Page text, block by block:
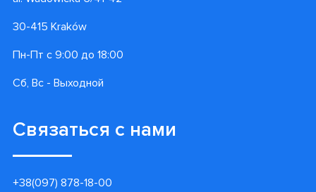
30-415 Kraków
Пн-Пт с 9:00 до 18:00
Сб, Вс - Выходной
Связаться с нами
+38(097) 878-18-00